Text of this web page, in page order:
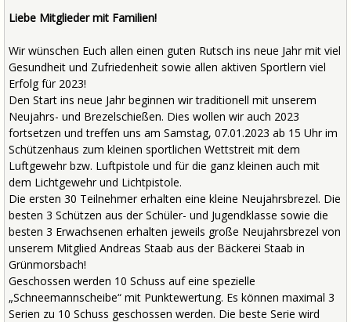
Liebe Mitglieder mit Familien!
Wir wünschen Euch allen einen guten Rutsch ins neue Jahr mit viel
Gesundheit und Zufriedenheit sowie allen aktiven Sportlern viel
Erfolg für 2023!
Den Start ins neue Jahr beginnen wir traditionell mit unserem
Neujahrs- und Brezelschießen. Dies wollen wir auch 2023
fortsetzen und treffen uns am Samstag, 07.01.2023 ab 15 Uhr im
Schützenhaus zum kleinen sportlichen Wettstreit mit dem
Luftgewehr bzw. Luftpistole und für die ganz kleinen auch mit
dem Lichtgewehr und Lichtpistole.
Die ersten 30 Teilnehmer erhalten eine kleine Neujahrsbrezel. Die
besten 3 Schützen aus der Schüler- und Jugendklasse sowie die
besten 3 Erwachsenen erhalten jeweils große Neujahrsbrezel von
unserem Mitglied Andreas Staab aus der Bäckerei Staab in
Grünmorsbach!
Geschossen werden 10 Schuss auf eine spezielle
„Schneemannscheibe“ mit Punktewertung. Es können maximal 3
Serien zu 10 Schuss geschossen werden. Die beste Serie wird